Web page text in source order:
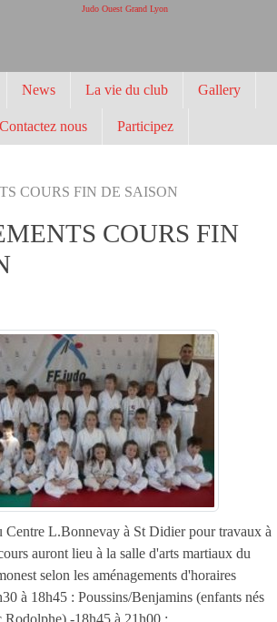
Judo Ouest Grand Lyon
News La vie du club Gallery
Contactez nous Participez
COURS FIN DE SAISON
COURS FIN
Centre L.Bonnevay à St Didier pour travaux à
auront lieu à la salle d'arts martiaux du
selon les aménagements d'horaires
à 18h45 : Poussins/Benjamins (enfants nés
Rodolphe) -18h45 à 21h00 :
cookies